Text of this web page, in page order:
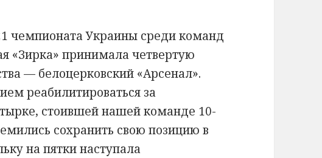
чемпионата Украины среди команд
«Зирка» принимала четвертую
— белоцерковский «Арсенал».
реабилитироваться за
стоившей нашей команде 10-
сохранить свою позицию в
на пятки наступала